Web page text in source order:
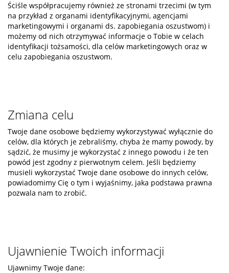
Ściśle współpracujemy również ze stronami trzecimi (w tym
na przykład z organami identyfikacyjnymi, agencjami
marketingowymi i organami ds. zapobiegania oszustwom) i
możemy od nich otrzymywać informacje o Tobie w celach
identyfikacji tożsamości, dla celów marketingowych oraz w
celu zapobiegania oszustwom.
Zmiana celu
Twoje dane osobowe będziemy wykorzystywać wyłącznie do
celów, dla których je zebraliśmy, chyba że mamy powody, by
sądzić, że musimy je wykorzystać z innego powodu i że ten
powód jest zgodny z pierwotnym celem. Jeśli będziemy
musieli wykorzystać Twoje dane osobowe do innych celów,
powiadomimy Cię o tym i wyjaśnimy, jaka podstawa prawna
pozwala nam to zrobić.
Ujawnienie Twoich informacji
Ujawnimy Twoje dane: